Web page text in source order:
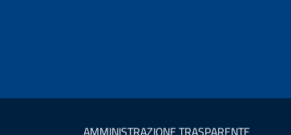
AMMINISTRAZIONE TRASPARENTE